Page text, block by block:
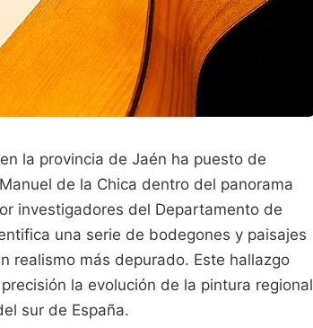
la provincia de Jaén ha puesto de
de la Chica dentro del panorama
investigadores del Departamento de
una serie de bodegones y paisajes
realismo más depurado. Este hallazgo
la evolución de la pintura regional
sur de España.